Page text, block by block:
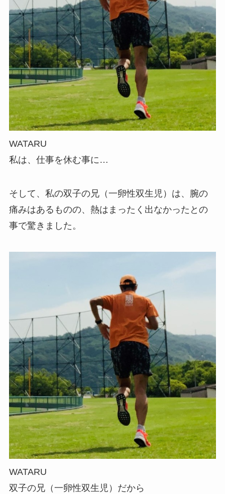
WATARU
私は、仕事を休む事に…
そして、私の双子の兄（一卵性双生児）は、腕の
痛みはあるものの、熱はまったく出なかったとの
事で驚きました。
WATARU
双子の兄（一卵性双生児）だから